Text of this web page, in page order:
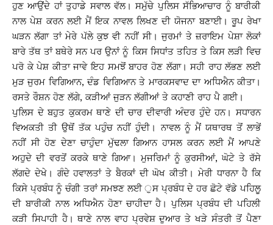
ਹੁਣ ਆਉਂਦੇ ਹਾਂ ਤੁਹਾਡੇ ਸਵਾਲ ਵੱਲ। ਸਮੁੱਚੇ ਪੁਲਿਸ ਸੱਭਿਆਚਾਰ ਨੂੰ ਬਾਰੀਕੀ
ਨਾਲ ਪੇਸ਼ ਕਰਨ ਲਈ ਮੈਂ ਇਕ ਨਾਵਲ ਲਿਖਣ ਦੀ ਯੋਜਨਾ ਬਣਾਈ। ਰੂਪ ਰੇਖਾ
ਘੜਨ ਲੱਗਾ ਤਾਂ ਮੇਰੇ ਪੱਲੇ ਕੁਝ ਵੀ ਨਹੀਂ ਸੀ। ਜੁਰਮਾਂ ਤੇ ਜ਼ਰਾਇਮ ਪੇਸ਼ਾ ਲੋਕਾਂ
ਬਾਰੇ ਤੱਥ ਤਾਂ ਬਥੇਰੇ ਸਨ ਪਰ ਉਨਾਂ ਨੂੰ ਕਿਸ ਸਿਧਾਂਤ ਤਹਿਤ ਤੇ ਕਿਸ ਲੜੀ ਵਿਚ
ਪਰੋ ਕੇ ਪੇਸ਼ ਕੀਤਾ ਜਾਵੇ ਇਹ ਸਮਝੋਂ ਬਾਹਰ ਹੋਣ ਲੱਗਾ। ਸਹੀ ਰਾਹ ਲੱਭਣ ਲਈ
ਮੁੜ ਜੁਰਮ ਵਿਗਿਆਨ, ਦੰਡ ਵਿਗਿਆਨ ਤੇ ਮਾਰਕਸਵਾਦ ਦਾ ਅਧਿਐਨ ਕੀਤਾ।
ਰਸਤੇ ਰੌਸ਼ਨ ਹੋਣ ਲੱਗੇ, ਕੜੀਆਂ ਜੁੜਨ ਲੱਗੀਆਂ ਤੇ ਕਹਾਣੀ ਰਾਹ ਪੈ ਗਈ।
ਪੁਲਿਸ ਦੇ ਬਹੁਤ ਕੁਕਰਮ ਥਾਣੇ ਦੀ ਚਾਰ ਦੀਵਾਰੀ ਅੰਦਰ ਹੁੰਦੇ ਹਨ। ਸਧਾਰਨ
ਵਿਅਕਤੀ ਤੀ ਉਥੋਂ ਤੱਕ ਪਹੁੰਚ ਨਹੀਂ ਹੁੰਦੀ। ਨਾਵਲ ਨੂੰ ਮੈਂ ਯਥਾਰਥ ਤੋਂ ਲਾਭੇਂ
ਨਹੀਂ ਸੀ ਹੋਣ ਦੇਣਾ ਚਾਹੁੰਦਾ ਮੁੱਢਲਾ ਗਿਆਨ ਹਾਸਲ ਕਰਨ ਲਈ ਮੈਂ ਆਪਣੇ
ਅਹੁਦੇ ਦੀ ਵਰਤੋਂ ਕਰਕੇ ਥਾਣੇ ਗਿਆ। ਮੁਜਰਿਮਾਂ ਨੂੰ ਕੁਰਸੀਆਂ, ਘੋਟੇ ਤੇ ਰੱਸੇ
ਲੱਗਦੇ ਦੇਖੇ। ਗੰਦੇ ਹਵਾਲਤਾਂ ਤੇ ਬੈਰਕਾਂ ਦੀ ਘੋਖ ਕੀਤੀ। ਮੇਰੀ ਧਾਰਨਾ ਹੈ ਕਿ
ਕਿਸੇ ਪ੍ਰਬੰਧ ਨੂੰ ਚੰਗੀ ਤਰਾਂ ਸਮਝਣ ਲਈ ੁਸ ਪ੍ਰਬੰਧ ਦੇ ਹਰ ਛੋਟੇ ਵੱਡੇ ਪਹਿਲੂ
ਦੀ ਬਾਰੀਕੀ ਨਾਲ ਅਧਿਐਨ ਹੋਣਾ ਚਾਹੀਦਾ ਹੈ। ਪੁਲਿਸ ਪ੍ਰਬੰਧ ਦੀ ਪਹਿਲੀ
ਕੜੀ ਸਿਪਾਹੀ ਹੈ। ਥਾਣੇ ਨਾਲ ਵਾਹ ਪ੍ਰਵੇਸ਼ ਦੁਆਰ ਤੇ ਖੜੇ ਸੰਤਰੀ ਤੋਂ ਪੈਣਾ